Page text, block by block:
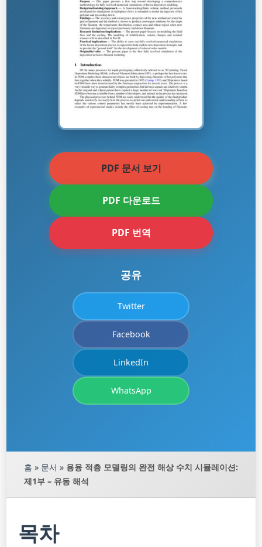
PDF 문서 보기
PDF 다운로드
PDF 번역
공유
Twitter
Facebook
LinkedIn
WhatsApp
홈 » 문서 » 용융 적층 모델링의 완전 해상 수치 시뮬레이션:
제1부 – 유동 해석
목차